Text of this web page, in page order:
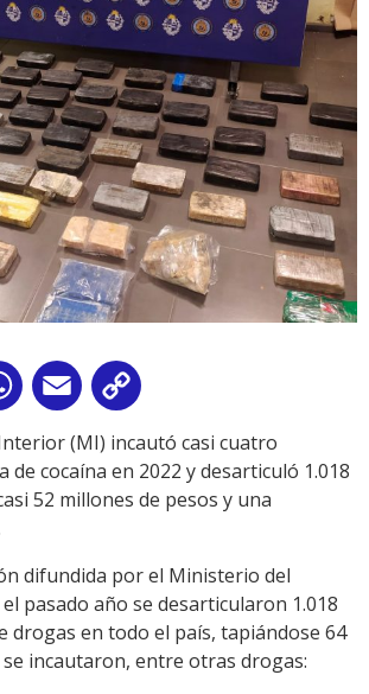
WhatsApp
Email
Link
(MI) incautó casi cuatro
de cocaína en 2022 y desarticuló 1.018
52 millones de pesos y una
difundida por el Ministerio del
pasado año se desarticularon 1.018
drogas en todo el país, tapiándose 64
se incautaron, entre otras drogas: